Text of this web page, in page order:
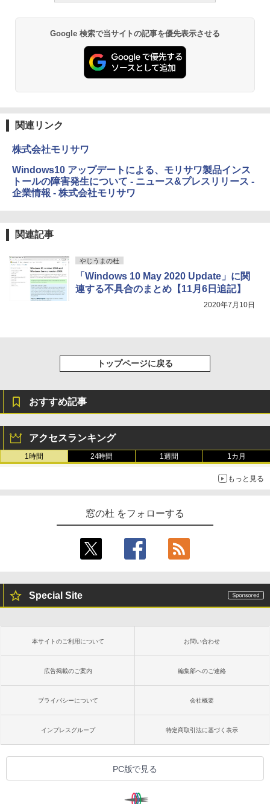
￥1,600
Microsoft Office Home & Business 202
4(最新 永続版)|オンラインコード版|Wind
ows11、10/mac対応|PC2台
ラインコード版
￥3,200
￥3,600
1冊ですべて身につくHTML & CSSとWe
bデザイン入門講座［第2版］
￥1,292
￥99
ブラック
Amazon Kindle Paperwhite (16GB) 7イ
Amazon Kindle Colorsoft | 16GBストレ
ージ、防水、7インチカラーディスプレ
イ、色調調節ライト、最大8週間持続バッ
テリー、広告無し、ブラック (2025年発
New Amazon Kindle Scribe Colorsoft |
11インチカラーディスプレイ、64GBスト
レージ、ノート機能搭載、明るさ自動調
整、色調調節ライト、プレミアムペン付
Google 検索で当サイトの記事を優先表示させる
関連リンク
株式会社モリサワ
Windows10 アップデートによる、モリサワ製品インス
トールの障害発生について - ニュース&プレスリリース -
企業情報 - 株式会社モリサワ
関連記事
やじうまの杜
「Windows 10 May 2020 Update」に関
連する不具合のまとめ【11月6日追記】
2020年7月10日
トップページに戻る
おすすめ記事
アクセスランキング
1時間 24時間 1週間 1カ月
もっと見る
窓の杜 をフォローする
Special Site
本サイトのご利用について お問い合わせ
広告掲載のご案内 編集部へのご連絡
プライバシーについて 会社概要
インプレスグループ 特定商取引法に基づく表示
PC版で見る